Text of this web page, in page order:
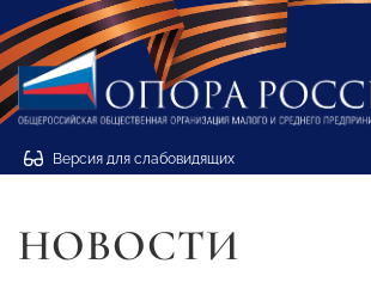
Версия для слабовидящих
НОВОСТИ